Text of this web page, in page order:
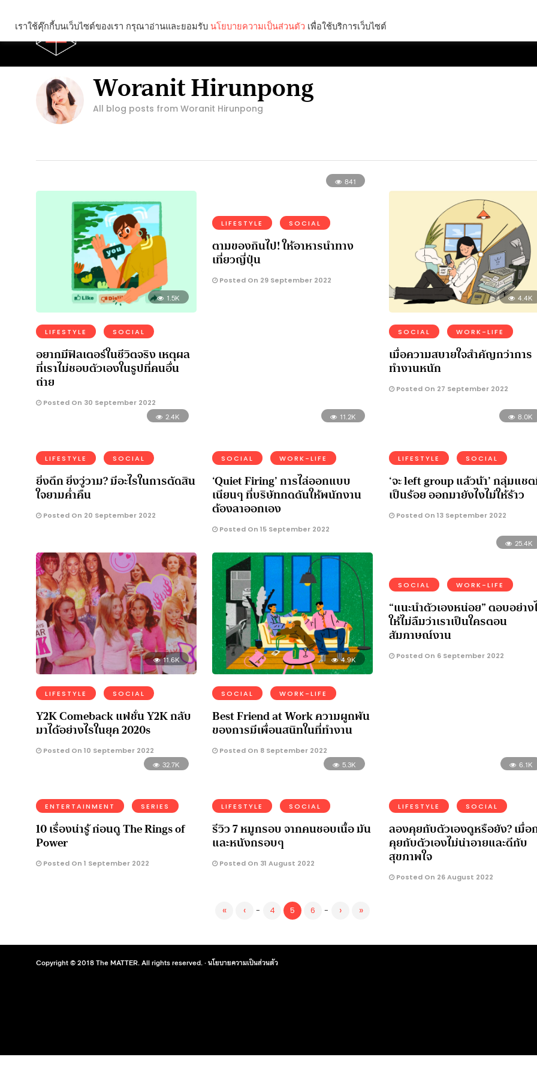
Woranit Hirunpong
All blog posts from Woranit Hirunpong
1.5K
LIFESTYLE SOCIAL
อยากมีฟิลเตอร์ในชีวิตจริง เหตุผล
ที่เราไม่ชอบตัวเองในรูปที่คนอื่น
ถ่าย
Posted On 30 September 2022
841
LIFESTYLE SOCIAL
ตามของกินไป! ให้อาหารนำทาง
เที่ยวญี่ปุ่น
Posted On 29 September 2022
4.4K
SOCIAL WORK-LIFE
เมื่อความสบายใจสำคัญกว่าการ
ทำงานหนัก
Posted On 27 September 2022
2.4K
LIFESTYLE SOCIAL
ยิ่งดึก ยิ่งวู่วาม? มีอะไรในการตัดสิน
ใจยามค่ำคืน
Posted On 20 September 2022
11.2K
SOCIAL WORK-LIFE
‘Quiet Firing’ การไล่ออกแบบ
เนียนๆ ที่บริษัทกดดันให้พนักงาน
ต้องลาออกเอง
Posted On 15 September 2022
8.0K
LIFESTYLE SOCIAL
‘จะ left group แล้วน้า’ กลุ่มแช
เป็นร้อย ออกมายังไงไม่ให้ร้าว
Posted On 13 September 2022
11.6K
LIFESTYLE SOCIAL
Y2K Comeback แฟชั่น Y2K กลับ
มาได้อย่างไรในยุค 2020s
Posted On 10 September 2022
4.9K
SOCIAL WORK-LIFE
Best Friend at Work ความผูกพัน
ของการมีเพื่อนสนิทในที่ทำงาน
Posted On 8 September 2022
25.4K
SOCIAL WORK-LIFE
“แนะนําตัวเองหน่อย” ตอบอย่าง
ให้ไม่ลืมว่าเราเป็นใครตอน
สัมภาษณ์งาน
Posted On 6 September 2022
32.7K
ENTERTAINMENT SERIES
10 เรื่องน่ารู้ ก่อนดู The Rings of
Power
Posted On 1 September 2022
5.3K
LIFESTYLE SOCIAL
รีวิว 7 หมูกรอบ จากคนชอบเนื้อ มัน
และหนังกรอบๆ
Posted On 31 August 2022
6.1K
LIFESTYLE SOCIAL
ลองคุยกับตัวเองดูหรือยัง? เมื่อ
คุยกับตัวเองไม่น่าอายและดีกับ
สุขภาพใจ
Posted On 26 August 2022
« ‹ - 4 5 6 - › »
Copyright © 2018 The MATTER. All rights reserved. ·นโยบายความเป็นส่วนตัว
เราใช้คุ๊กกี้บนเว็บไซต์ของเรา กรุณาอ่านและยอมรับ นโยบายความเป็นส่วนตัว เพื่อใช้บริการเว็บไซต์